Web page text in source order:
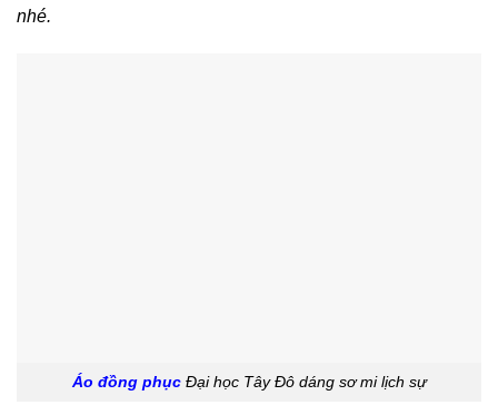
nhé.
Áo đồng phụcĐại học Tây Đô dáng sơ mi lịch sự